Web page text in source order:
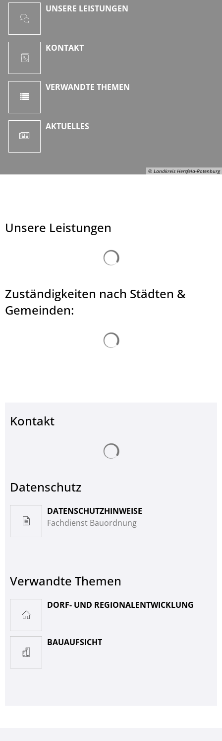
© Landkreis Hersfeld-Rotenburg
UNSERE LEISTUNGEN
KONTAKT
VERWANDTE THEMEN
AKTUELLES
Unsere Leistungen
Zuständigkeiten nach Städten &
Gemeinden:
Kontakt
Datenschutz
DATENSCHUTZHINWEISE
Fachdienst Bauordnung
Verwandte Themen
DORF- UND REGIONALENTWICKLUNG
BAUAUFSICHT